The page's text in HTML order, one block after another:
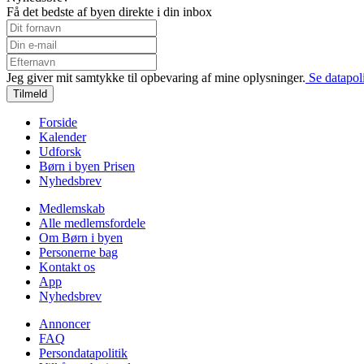
Få det bedste af byen direkte i din inbox
Jeg giver mit samtykke til opbevaring af mine oplysninger. Se
Tilmeld
Forside
Kalender
Udforsk
Børn i byen Prisen
Nyhedsbrev
Medlemskab
Alle medlemsfordele
Om Børn i byen
Personerne bag
Kontakt os
App
Nyhedsbrev
Annoncer
FAQ
Persondatapolitik